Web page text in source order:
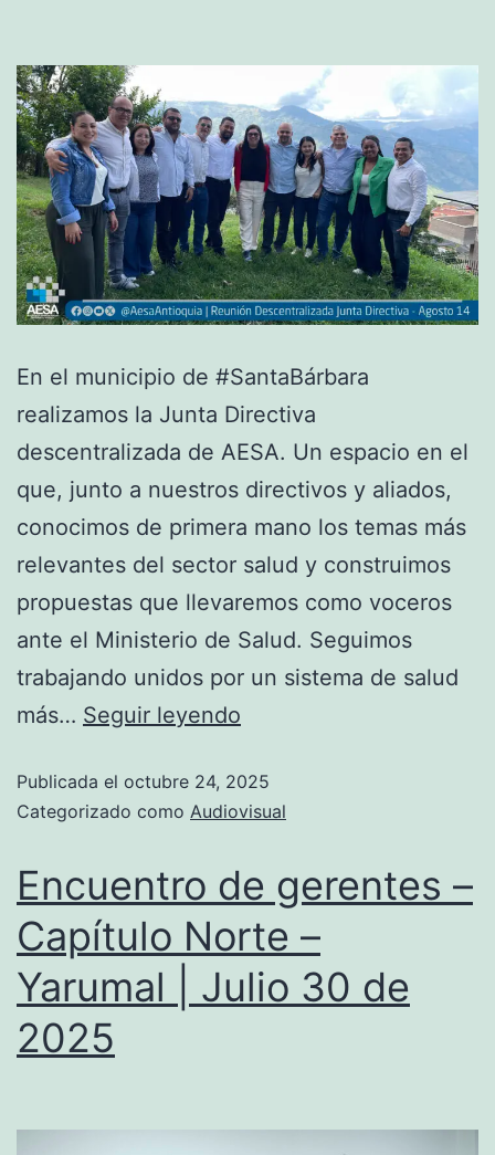
En el municipio de #SantaBárbara
realizamos la Junta Directiva
descentralizada de AESA. Un espacio en el
que, junto a nuestros directivos y aliados,
conocimos de primera mano los temas más
relevantes del sector salud y construimos
propuestas que llevaremos como voceros
ante el Ministerio de Salud. Seguimos
trabajando unidos por un sistema de salud
más… Seguir leyendo
Publicada el octubre 24, 2025
Categorizado como Audiovisual
Encuentro de gerentes –
Capítulo Norte –
Yarumal | Julio 30 de
2025